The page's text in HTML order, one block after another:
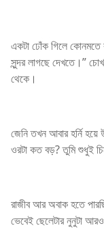
একটা ঢোঁক গিলে কোনমতে
সুন্দর লাগছে দেখতে।”
থেকে।
জেনি তখন আবার হর্নি হয়ে
ওরটা কত বড়? তুমি শুধুই
রাজীব আর অবাক হতে
ভেবেই ছেলেটার নুনুটা